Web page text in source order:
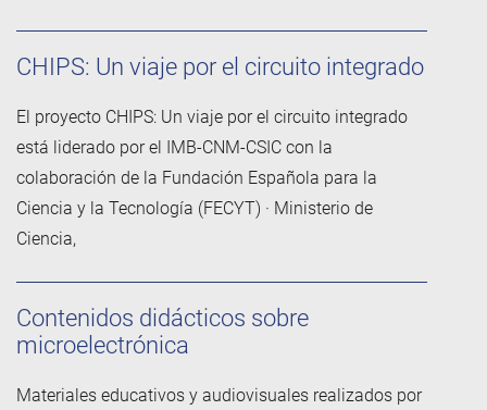
CHIPS: Un viaje por el circuito integrado
El proyecto CHIPS: Un viaje por el circuito integrado
está liderado por el IMB-CNM-CSIC con la
colaboración de la Fundación Española para la
Ciencia y la Tecnología (FECYT) · Ministerio de
Ciencia,
Contenidos didácticos sobre
microelectrónica
Materiales educativos y audiovisuales realizados por